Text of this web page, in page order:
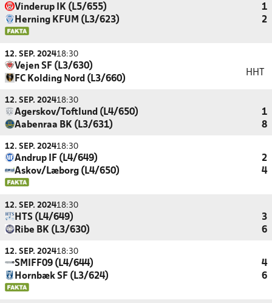
Vinderup IK (L5/655)
1
Herning KFUM (L3/623)
2
12. SEP. 202418:30
Vejen SF (L3/630)
FC Kolding Nord (L3/660)
HHT
12. SEP. 202418:30
Agerskov/Toftlund (L4/650)
1
Aabenraa BK (L3/631)
8
12. SEP. 202418:30
Andrup IF (L4/649)
2
Askov/Læborg (L4/650)
4
12. SEP. 202418:30
HTS (L4/649)
3
Ribe BK (L3/630)
6
12. SEP. 202418:30
SMIFF09 (L4/644)
4
Hornbæk SF (L3/624)
6